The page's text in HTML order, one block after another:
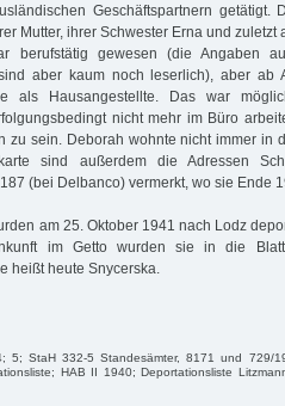
Geschäftspartnern getätigt.
Mutter, ihrer Schwester Erna und zuletzt
berufstätig gewesen (die Angaben
aber kaum noch leserlich), aber ab
als Hausangestellte. Das war
nicht mehr im Büro
zu sein. Deborah wohnte nicht immer in
sind außerdem die Adressen
(bei Delbanco) vermerkt, wo sie Ende
am 25. Oktober 1941 nach Lodz
im Getto wurden sie in die
heißt heute Snycerska.
5; StaH 332-5 Standesämter, 8171 und 729/
HAB II 1940; Deportationsliste